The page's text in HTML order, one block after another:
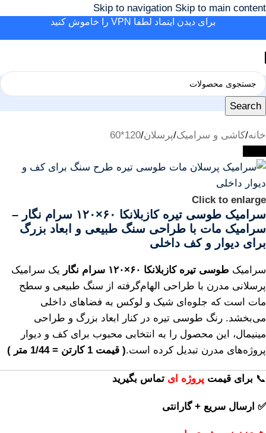
Skip to navigation Skip to main content
برای دیدن اینماد لطفا VPN را خاموش کنید
Search
خانه/کاشی و سرامیک/پرسلان/
120*60
Click to enlarge
سرامیک طوسی تیره کازبلانکا ۶۰×۱۲۰ سرام نگار –
سرامیک مات با طراحی سنگ طبیعی و ابعاد بزرگ
برای دیوار و کف داخلی
سرامیک طوسی تیره کازبلانکا ۶۰×۱۲۰ سرام نگار
یک سرامیک
پرسلانی مدرن با طراحی الهام‌گرفته از سنگ طبیعی و سطح
مات است که جلوه‌ای شیک و لوکس به فضاهای داخلی
می‌بخشد. رنگ طوسی تیره در کنار ابعاد بزرگ و طراحی
مینیمال، این محصول را به انتخابی محبوب برای کف و دیوار
پروژه‌های مدرن تبدیل کرده است.( قیمت 1 کارتن = 1/44 متر )
📞 برای قیمت پروژه ای تماس بگیرید
✅ ارسال سریع + گارانتی